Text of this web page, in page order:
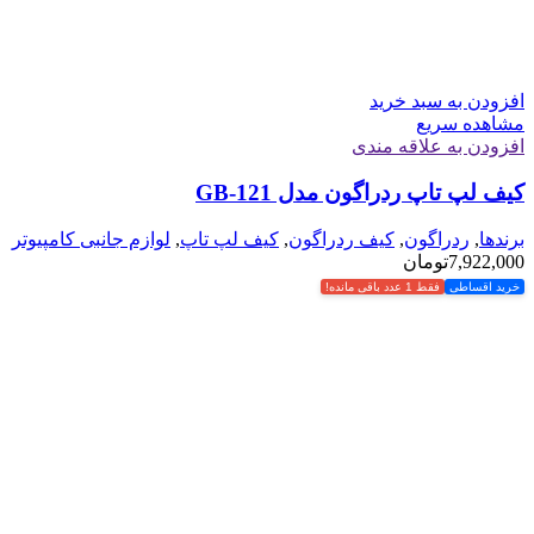
افزودن به سبد خرید
مشاهده سریع
افزودن به علاقه مندی
کیف لپ تاپ ردراگون مدل GB-121
برندها, ردراگون, کیف ردراگون, کیف لپ تاپ, لوازم جانبی کامپیوتر
7,922,000تومان
خرید اقساطی فقط 1 عدد باقی مانده!